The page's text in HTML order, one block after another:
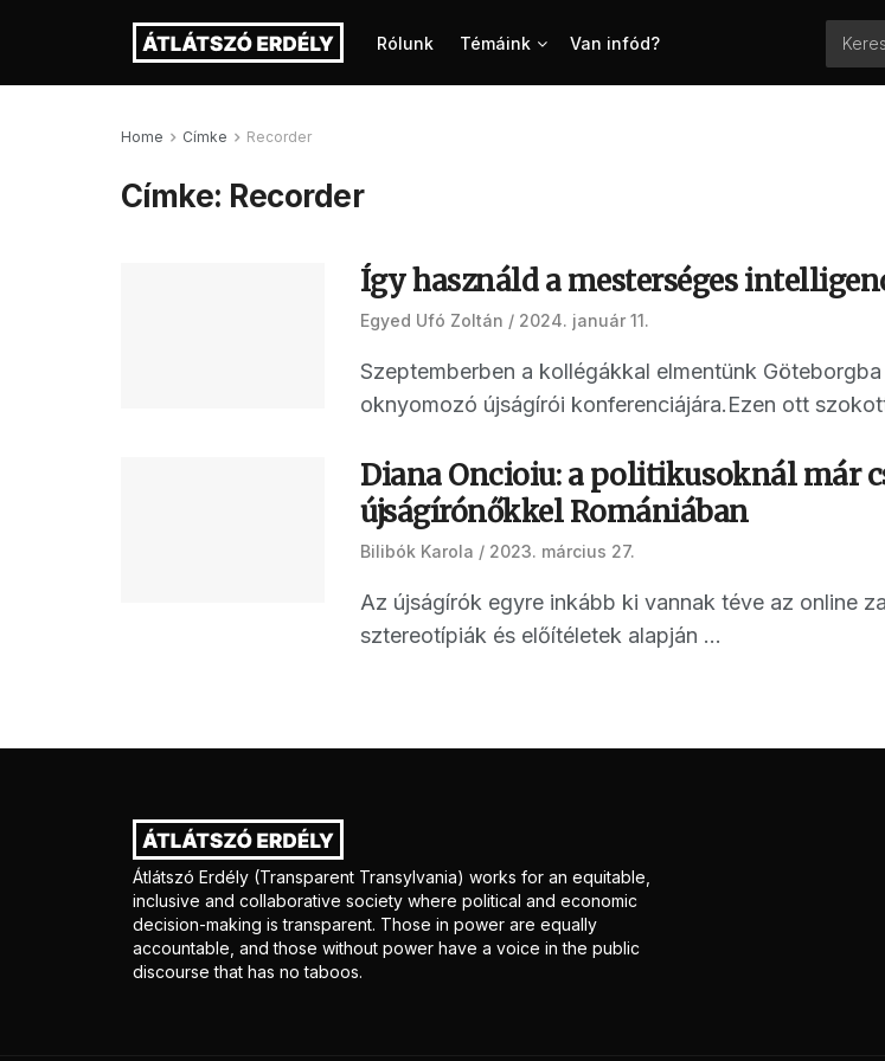
Rólunk Témáink Van infód?
Home Címke Recorder
Címke: Recorder
Így használd a mesterséges
Egyed Ufó Zoltán 2024. január 11.
Szeptemberben a kollégákkal elmentünk
oknyomozó újságírói konferenciájára.Ezen ott
Diana Oncioiu: a politikusoknál már
újságírónőkkel Romániában
Bilibók Karola 2023. március 27.
Az újságírók egyre inkább ki vannak téve az online
sztereotípiák és előítéletek alapján ...
Átlátszó Erdély (Transparent Transylvania) works for an equitable,
inclusive and collaborative society where political and economic
decision-making is transparent. Those in power are equally
accountable, and those without power have a voice in the public
discourse that has no taboos.